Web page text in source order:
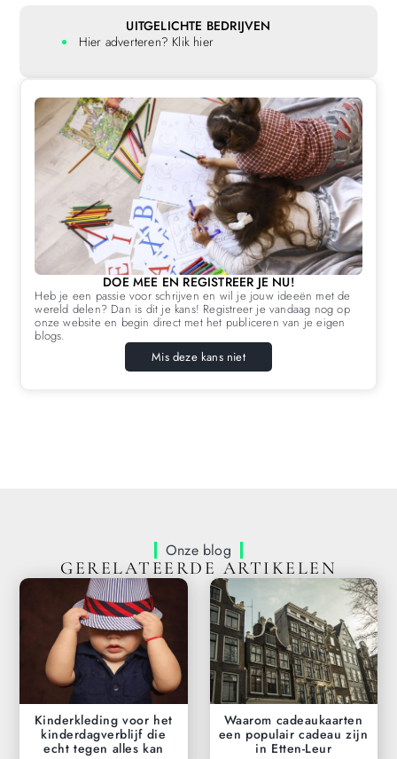
UITGELICHTE BEDRIJVEN
Hier adverteren? Klik hier
DOE MEE EN REGISTREER JE NU!
Heb je een passie voor schrijven en wil je jouw ideeën met de
wereld delen? Dan is dit je kans! Registreer je vandaag nog op
onze website en begin direct met het publiceren van je eigen
blogs.
Mis deze kans niet
Onze blog
GERELATEERDE ARTIKELEN
Kinderkleding voor het
kinderdagverblijf die
echt tegen alles kan
Waarom cadeaukaarten
een populair cadeau zijn
in Etten-Leur